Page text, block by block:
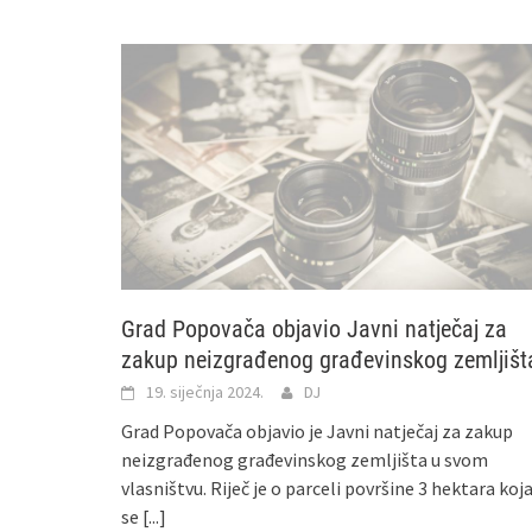
Grad Popovača objavio Javni natječaj za
zakup neizgrađenog građevinskog
19. siječnja 2024. DJ
Grad Popovača objavio je Javni natječaj za zakup
neizgrađenog građevinskog zemljišta u svom
vlasništvu. Riječ je o parceli površine 3 hektara koja
se [...]